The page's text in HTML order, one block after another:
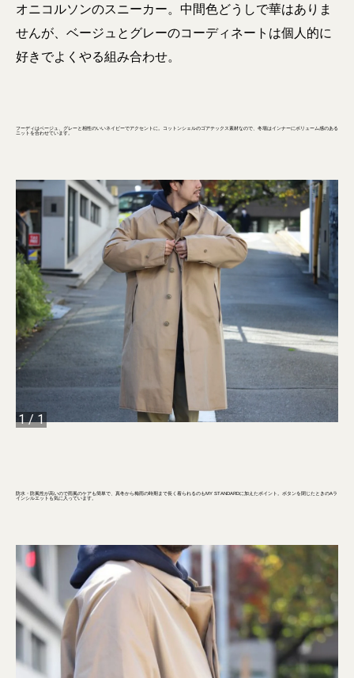
オニコルソンのスニーカー。中間色どうしで華はありま
せんが、ベージュとグレーのコーディネートは個人的に
好きでよくやる組み合わせ。
フーディはベージュ、グレーと相性のいいネイビーでアクセントに。コットンシェルのゴアテックス素材なので、冬場はインナーにボリューム感のある
ニットを合わせています。
1/1
防水・防風性が高いので雨風のケアも簡単で、真冬から梅雨の時期まで長く着られるのもMY STANDARDに加えたポイント。ボタンを閉じたときのAラ
インシルエットも気に入っています。